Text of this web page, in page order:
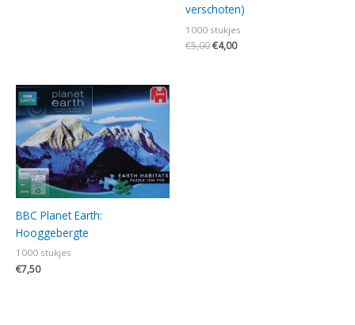
verschoten)
1000 stukjes
€5,00€4,00
BBC Planet Earth:
Hooggebergte
1000 stukjes
€7,50